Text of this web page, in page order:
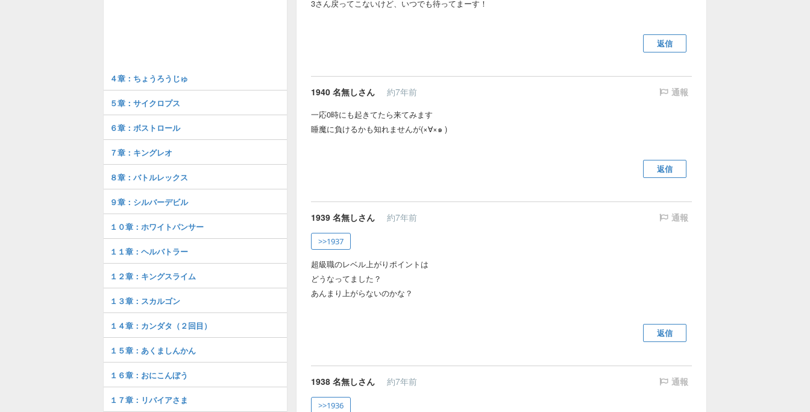
3さん戻ってこないけど、いつでも待ってまーす！
返信
1940 名無しさん 約7年前 通報
一応0時にも起きてたら来てみます
睡魔に負けるかも知れませんが(×∀︎×๑ )
返信
1939 名無しさん 約7年前 通報
>>1937
超級職のレベル上がりポイントは
どうなってました？
あんまり上がらないのかな？
返信
1938 名無しさん 約7年前 通報
>>1936
４章：ちょうろうじゅ
５章：サイクロプス
６章：ボストロール
７章：キングレオ
８章：バトルレックス
９章：シルバーデビル
１０章：ホワイトパンサー
１１章：ヘルバトラー
１２章：キングスライム
１３章：スカルゴン
１４章：カンダタ（２回目）
１５章：あくましんかん
１６章：おにこんぼう
１７章：リバイアさま